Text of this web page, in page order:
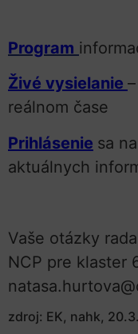
Program
Živé vysielanie
reálnom čase
Prihlásenie sa
aktuálnych
Vaše otázky
NCP pre klaster
zdroj: EK, nahk,